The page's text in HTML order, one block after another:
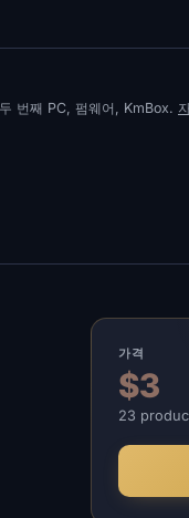
번째 PC, 펌웨어, KmBox.
가격
$3
23